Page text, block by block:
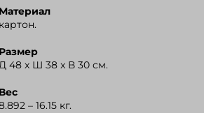
48 x Ш 38 x В 30 см.
– 16.15 кг.